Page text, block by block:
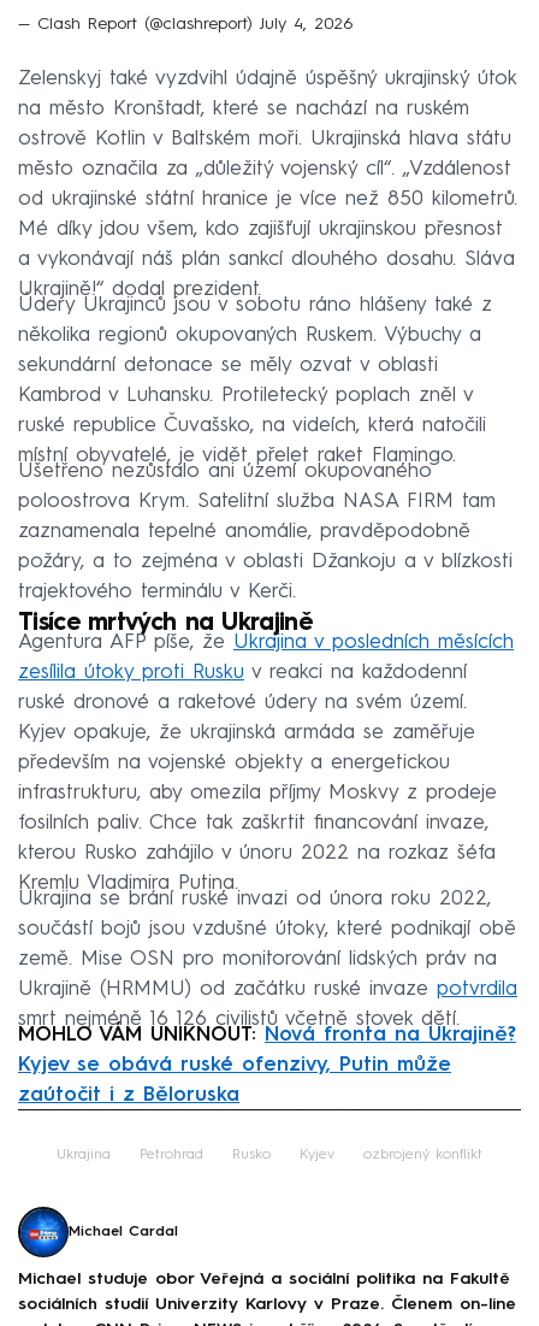
— Clash Report (@clashreport) July 4, 2026
Zelenskyj také vyzdvihl údajně úspěšný ukrajinský útok
na město Kronštadt, které se nachází na ruském
ostrově Kotlin v Baltském moři. Ukrajinská hlava státu
město označila za „důležitý vojenský cíl“. „Vzdálenost
od ukrajinské státní hranice je více než 850 kilometrů.
Mé díky jdou všem, kdo zajišťují ukrajinskou přesnost
a vykonávají náš plán sankcí dlouhého dosahu. Sláva
Ukrajině!“ dodal prezident.
Údery Ukrajinců jsou v sobotu ráno hlášeny také z
několika regionů okupovaných Ruskem. Výbuchy a
sekundární detonace se měly ozvat v oblasti
Kambrod v Luhansku. Protiletecký poplach zněl v
ruské republice Čuvašsko, na videích, která natočili
místní obyvatelé, je vidět přelet raket Flamingo.
Ušetřeno nezůstalo ani území okupovaného
poloostrova Krym. Satelitní služba NASA FIRM tam
zaznamenala tepelné anomálie, pravděpodobně
požáry, a to zejména v oblasti Džankoju a v blízkosti
trajektového terminálu v Kerči.
Tisíce mrtvých na Ukrajině
Agentura AFP píše, že Ukrajina v posledních měsících
zesílila útoky proti Rusku v reakci na každodenní
ruské dronové a raketové údery na svém území.
Kyjev opakuje, že ukrajinská armáda se zaměřuje
především na vojenské objekty a energetickou
infrastrukturu, aby omezila příjmy Moskvy z prodeje
fosilních paliv. Chce tak zaškrtit financování invaze,
kterou Rusko zahájilo v únoru 2022 na rozkaz šéfa
Kremlu Vladimira Putina.
Ukrajina se brání ruské invazi od února roku 2022,
součástí bojů jsou vzdušné útoky, které podnikají obě
země. Mise OSN pro monitorování lidských práv na
Ukrajině (HRMMU) od začátku ruské invaze potvrdila
smrt nejméně 16 126 civilistů včetně stovek dětí.
MOHLO VÁM UNIKNOUT:
Nová fronta na Ukrajině?
Kyjev se obává ruské ofenzivy, Putin může
zaútočit i z Běloruska
Ukrajina Petrohrad Rusko Kyjev ozbrojený konflikt
Michael Cardal
Michael studuje obor Veřejná a sociální politika na Fakultě
sociálních studií Univerzity Karlovy v Praze. Členem on-line